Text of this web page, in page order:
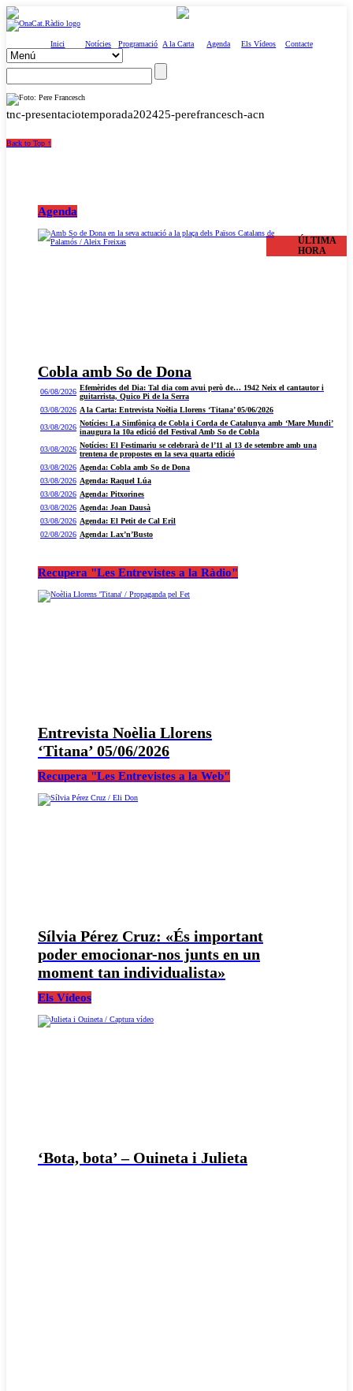
Inici Notícies Programació A la Carta Agenda Els Vídeos Contacte
tnc-presentaciotemporada202425-perefrancesch-acn
Back to Top ↑
Agenda
Cobla amb So de Dona
ÚLTIMA
HORA
06/08/2026 Efemèrides del Dia: Tal dia com avui però de… 1942 Neix el cantautor i
guitarrista, Quico Pi de la Serra
03/08/2026 A la Carta: Entrevista Noèlia Llorens ‘Titana’ 05/06/2026
03/08/2026 Notícies: La Simfònica de Cobla i Corda de Catalunya amb ‘Mare Mundi’
inaugura la 10a edició del Festival Amb So de Cobla
03/08/2026 Notícies: El Festimariu se celebrarà de l’11 al 13 de setembre amb una
trentena de propostes en la seva quarta edició
03/08/2026 Agenda: Cobla amb So de Dona
03/08/2026 Agenda: Raquel Lúa
03/08/2026 Agenda: Pitxorines
03/08/2026 Agenda: Joan Dausà
03/08/2026 Agenda: El Petit de Cal Eril
02/08/2026 Agenda: Lax’n’Busto
Recupera "Les Entrevistes a la Ràdio"
Entrevista Noèlia Llorens
‘Titana’ 05/06/2026
Recupera "Les Entrevistes a la Web"
Sílvia Pérez Cruz: «És important
poder emocionar-nos junts en un
moment tan individualista»
Els Vídeos
‘Bota, bota’ – Ouineta i Julieta